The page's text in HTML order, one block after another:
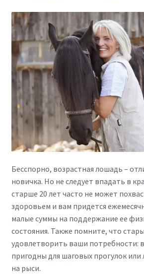
Бесспорно, возрастная лошадь –
новичка. Но не следует впадать в
старше 20 лет часто не может
здоровьем и вам придется
малые суммы на поддержание ее
состояния. Также помните, что
удовлетворить ваши потребности:
пригодны для шаговых прогулок или
на рыси.